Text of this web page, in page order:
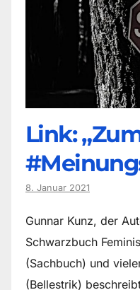
Link:
8. Januar 2021
Gunnar Kunz, der
Schwarzbuch
(Sachbuch) und
(Bellestrik)